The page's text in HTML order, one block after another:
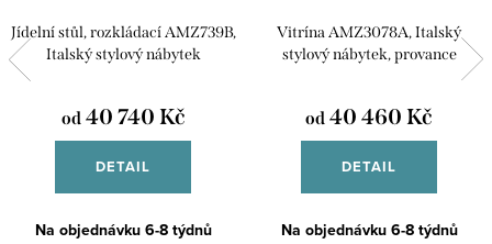
Jídelní stůl, rozkládací AMZ739B,
Italský stylový nábytek
od40 740 Kč
DETAIL
Na objednávku 6-8 týdnů
Vitrína AMZ3078A, Italský
stylový nábytek, provance
od 40 460 Kč
DETAIL
Na objednávku 6-8 týdnů